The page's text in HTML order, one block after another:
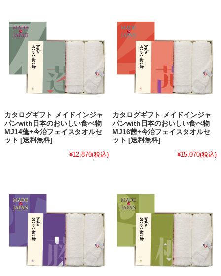
カタログギフト メイドインジャ
パンwith日本のおいしい食べ物
MJ14蓬+今治フェイスタオルセ
ット [送料無料]
¥12,870(税込)
カタログギフト メイドインジャ
パンwith日本のおいしい食べ物
MJ16茜+今治フェイスタオルセ
ット [送料無料]
¥15,070(税込)